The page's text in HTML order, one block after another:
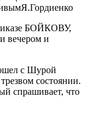
Я.Гордиенко
БОЙКОВУ,
вечером и
с Шурой
состоянии.
спрашивает, что